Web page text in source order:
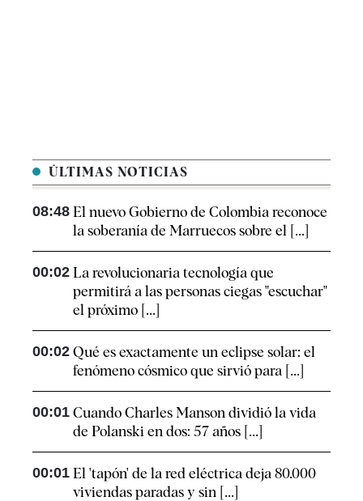
ÚLTIMAS NOTICIAS
08:48 El nuevo Gobierno de Colombia reconoce
la soberanía de Marruecos sobre el [...]
00:02 La revolucionaria tecnología que
permitirá a las personas ciegas "escuchar"
el próximo [...]
00:02 Qué es exactamente un eclipse solar: el
fenómeno cósmico que sirvió para [...]
00:01 Cuando Charles Manson dividió la vida
de Polanski en dos: 57 años [...]
00:01 El 'tapón' de la red eléctrica deja 80.000
viviendas paradas y sin [...]